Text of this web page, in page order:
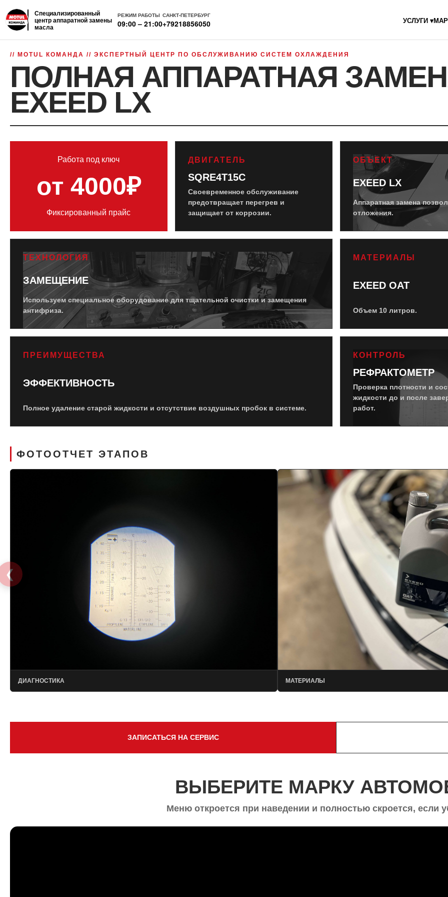
Специализированный
центр аппаратной замены
масла
РЕЖИМ РАБОТЫ
09:00 – 21:00
САНКТ-ПЕТЕРБУРГ
+79218856050 УСЛУГИ ▾
// MOTUL КОМАНДА // ЭКСПЕРТНЫЙ ЦЕНТР ПО ОБСЛУЖИВАНИЮ СИСТЕМ ОХЛАЖДЕНИЯ
ПОЛНАЯ АППАРАТНАЯ
EXEED LX
Работа под ключ
от 4000₽
Фиксированный прайс
ДВИГАТЕЛЬ
SQRE4T15C
Своевременное обслуживание
предотвращает перегрев и
защищает от коррозии.
ОБЪЕКТ
EXEED LX
Аппаратная замена
отложения.
ТЕХНОЛОГИЯ
ЗАМЕЩЕНИЕ
Используем специальное оборудование для тщательной очистки и замещения
антифриза.
МАТЕРИАЛЫ
EXEED ОАТ
Объем 10 литров.
ПРЕИМУЩЕСТВА
ЭФФЕКТИВНОСТЬ
Полное удаление старой жидкости и отсутствие воздушных пробок в системе.
КОНТРОЛЬ
РЕФРАКТОМЕТР
Проверка плотности и
жидкости до и после
работ.
ФОТООТЧЕТ ЭТАПОВ
❮
ДИАГНОСТИКА МАТЕРИАЛЫ
ЗАПИСАТЬСЯ НА СЕРВИС
ВЫБЕРИТЕ МАРКУ
Меню откроется при наведении и полностью скроется, если